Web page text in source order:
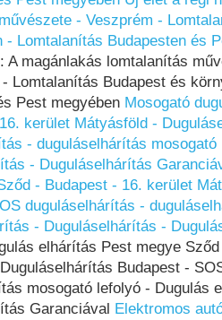
- Veszprém -
- Lomtalanítás Budapesten és
A magánlakás lomtalanítás
Lomtalanítás Budapest és
Pest megyében Mosogató
kerület Mátyásföld -
- duguláselhárítás
- Duguláselhárítás
- Budapest - 16. kerület
duguláselhárítás -
- Duguláselhárítás -
elhárítás Pest megye
Budapest -
mosogató lefolyó - Dugulás
Garanciával Elektromos